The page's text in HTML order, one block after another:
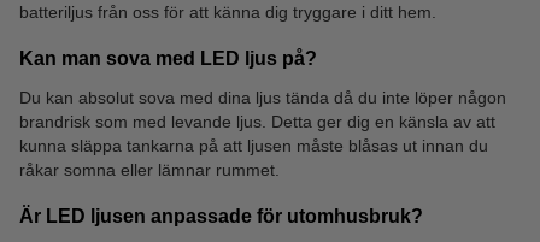
batteriljus från oss för att känna dig tryggare i ditt hem.
Kan man sova med LED ljus på?
Du kan absolut sova med dina ljus tända då du inte löper någon
brandrisk som med levande ljus. Detta ger dig en känsla av att
kunna släppa tankarna på att ljusen måste blåsas ut innan du
råkar somna eller lämnar rummet.
Är LED ljusen anpassade för utomhusbruk?